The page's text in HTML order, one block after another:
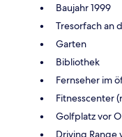
Baujahr 1999
Tresorfach an
Garten
Bibliothek
Fernseher im
Fitnesscenter
Golfplatz vor
Driving Range